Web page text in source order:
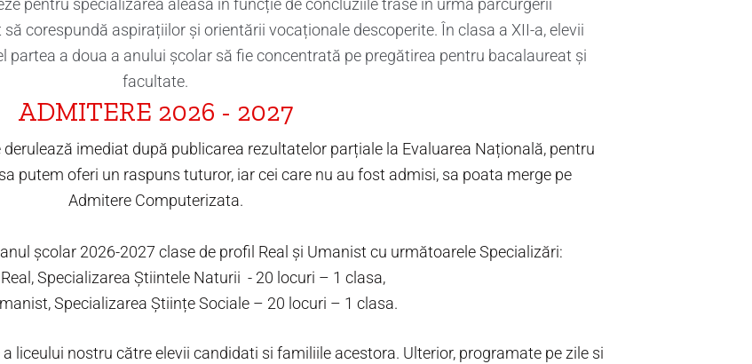
pentru specializarea aleasă în funcție de concluziile trase în urma parcurgerii
corespundă aspirațiilor și orientării vocaționale descoperite. În clasa a XII-a, elevii
partea a doua a anului școlar să fie concentrată pe pregătirea pentru bacalaureat și
facultate.
ADMITERE 2026 - 2027
derulează imediat după publicarea rezultatelor parțiale la Evaluarea Națională, pentru
putem oferi un raspuns tuturor, iar cei care nu au fost admisi, sa poata merge pe
Admitere Computerizata.
școlar 2026-2027 clase de profil Real și Umanist cu următoarele Specializări:
Specializarea Știintele Naturii - 20 locuri – 1 clasa,
Specializarea Științe Sociale – 20 locuri – 1 clasa.
liceului nostru către elevii candidati si familiile acestora. Ulterior, programate pe zile si